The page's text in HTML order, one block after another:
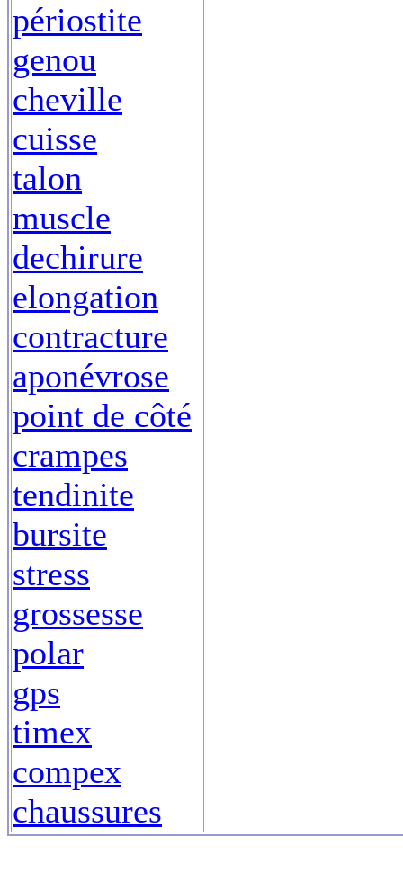
périostite
genou
cheville
cuisse
talon
muscle
dechirure
elongation
contracture
aponévrose
point de côté
crampes
tendinite
bursite
stress
grossesse
polar
gps
timex
compex
chaussures